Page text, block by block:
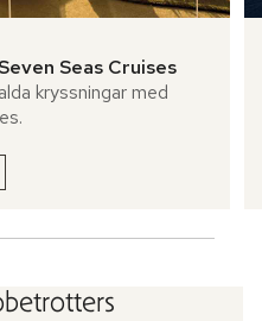
Seas Cruises
kryssningar med